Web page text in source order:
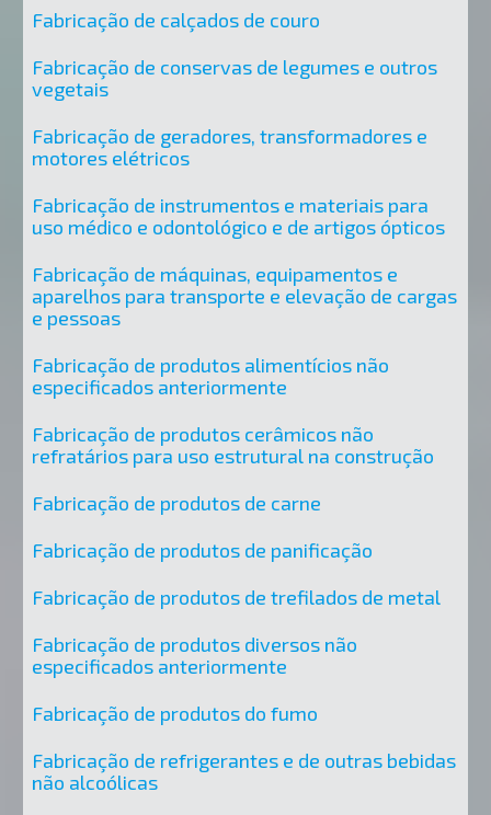
Fabricação de calçados de couro
Fabricação de conservas de legumes e outros
vegetais
Fabricação de geradores, transformadores e
motores elétricos
Fabricação de instrumentos e materiais para
uso médico e odontológico e de artigos ópticos
Fabricação de máquinas, equipamentos e
aparelhos para transporte e elevação de cargas
e pessoas
Fabricação de produtos alimentícios não
especificados anteriormente
Fabricação de produtos cerâmicos não
refratários para uso estrutural na construção
Fabricação de produtos de carne
Fabricação de produtos de panificação
Fabricação de produtos de trefilados de metal
Fabricação de produtos diversos não
especificados anteriormente
Fabricação de produtos do fumo
Fabricação de refrigerantes e de outras bebidas
não alcoólicas